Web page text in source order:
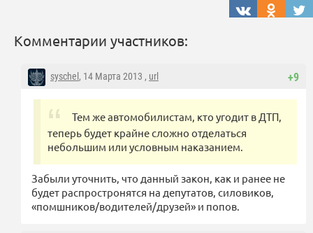
Комментарии участников:
+9
syschel , 14 Марта 2013 , url
Тем же автомобилистам, кто угодит в ДТП,
теперь будет крайне сложно отделаться
небольшим или условным наказанием.
Забыли уточнить, что данный закон, как и ранее не
будет распростронятся на депутатов, силовиков,
«помшников/водителей/друзей» и попов.